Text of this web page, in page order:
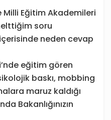
Eğitim Akademileri
soru
neden cevap
eğitim gören
baskı, mobbing
maruz kaldığı
Bakanlığınızın